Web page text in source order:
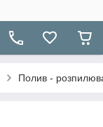
Полив -